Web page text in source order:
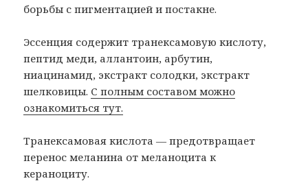
борьбы с пигментацией и постакне.
Эссенция содержит транексамовую кислоту,
пептид меди, аллантоин, арбутин,
ниацинамид, экстракт солодки, экстракт
шелковицы. С полным составом можно
ознакомиться тут.
Транексамовая кислота — предотвращает
перенос меланина от меланоцита к
кераноциту.